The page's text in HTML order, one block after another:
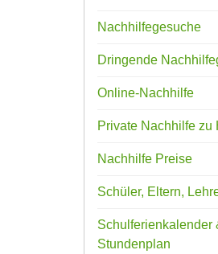
Nachhilfegesuche
Dringende
Online-Nachhilfe
Private Nachhilfe zu
Nachhilfe Preise
Schüler, Eltern,
Schulferienkalender
Stundenplan